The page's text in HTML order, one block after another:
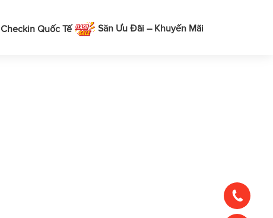
Checkin Quốc Tế Săn Ưu Đãi – Khuyến Mãi